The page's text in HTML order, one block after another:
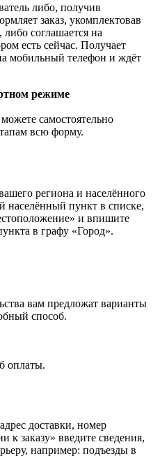
либо, получив
заказ, укомплектовав
соглашается на
есть сейчас. Получает
мобильный телефон и ждёт
режиме
самостоятельно
всю форму.
региона и населённого
населённый пункт в списке,
и впишите
в графу «Город».
вам предложат варианты
способ.
оплаты.
доставки, номер
к заказу» введите сведения,
например: подъезды в